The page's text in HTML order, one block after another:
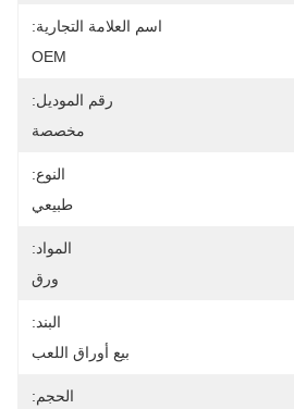
اسم العلامة التجارية:
OEM
رقم الموديل:
مخصصة
النوع:
طبيعي
المواد:
ورق
البند:
بيع أوراق اللعب
الحجم: